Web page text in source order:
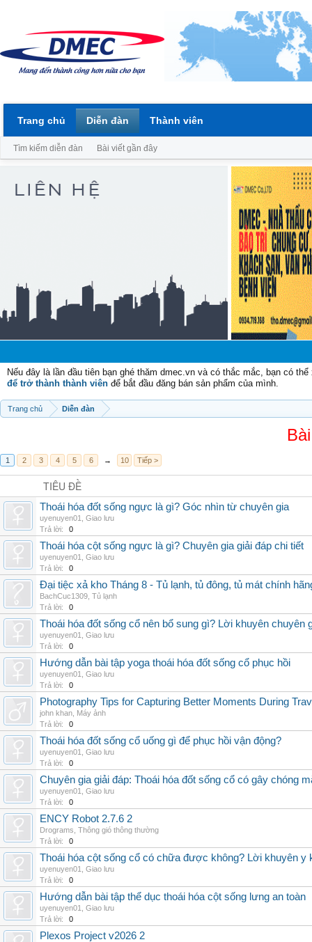
Nếu đây là lần đầu tiên bạn ghé thăm dmec.vn và có thắc mắc, bạn có
để trở thành thành viên để bắt đầu đăng bán sản phẩm của mình.
Trang chủ Diễn đàn
1 2 3 4 5 6 → 10 Tiếp >
TIÊU ĐỀ
Thoái hóa đốt sống ngực là gì? Góc nhìn từ chuyên gia
uyenuyen01
Giao lưu
Trả lời:
0
Thoái hóa cột sống ngực là gì? Chuyên gia giải đáp chi tiết
uyenuyen01
Giao lưu
Trả lời:
0
Đại tiệc xả kho Tháng 8 - Tủ lạnh, tủ đông, tủ mát chính
BachCuc1309 Tủ lạnh
Trả lời:
0
Thoái hóa đốt sống cổ nên bổ sung gì? Lời khuyên chuyên
uyenuyen01
Giao lưu
Trả lời:
0
Hướng dẫn bài tập yoga thoái hóa đốt sống cổ phục hồi
uyenuyen01
Giao lưu
Trả lời:
0
Photography Tips for Capturing Better Moments During
john khan Máy ảnh
Trả lời:
0
Thoái hóa đốt sống cổ uống gì để phục hồi vận động?
uyenuyen01
Giao lưu
Trả lời:
0
Chuyên gia giải đáp: Thoái hóa đốt sống cổ có gây chóng
uyenuyen01
Giao lưu
Trả lời:
0
ENCY Robot 2.7.6 2
Drograms Thông gió thông thường
Trả lời:
0
Thoái hóa cột sống cổ có chữa được không? Lời khuyên y
uyenuyen01
Giao lưu
Trả lời:
0
Hướng dẫn bài tập thể dục thoái hóa cột sống lưng an toàn
uyenuyen01
Giao lưu
Trả lời:
0
Plexos Project v2026 2
Trang chủ Diễn đàn
Tìm kiếm diễn đàn Bài viết gần đây
Thành viên